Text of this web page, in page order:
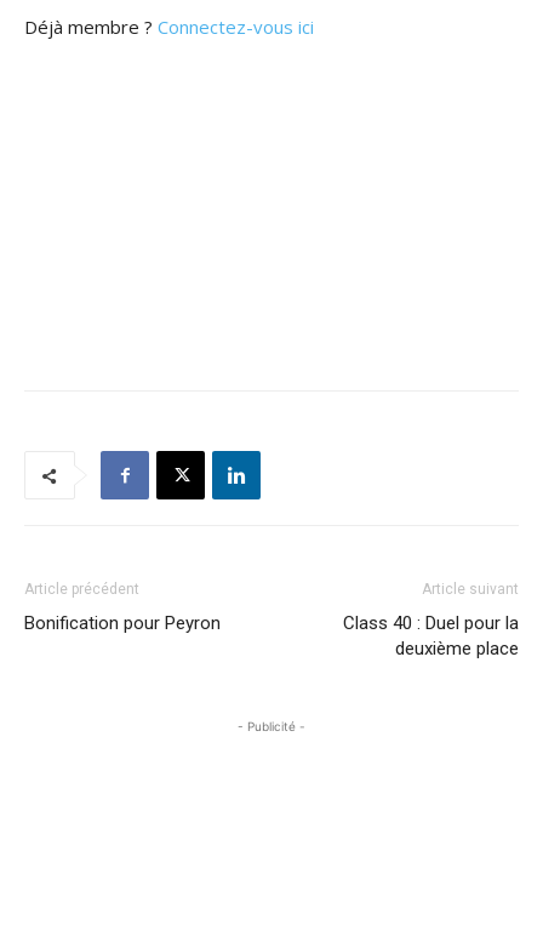
Déjà membre ? Connectez-vous ici
Article précédent
Bonification pour Peyron
Article suivant
Class 40 : Duel pour la
deuxième place
- Publicité -